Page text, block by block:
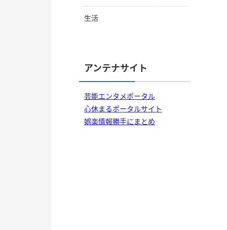
生活
アンテナサイト
芸能エンタメポータル
心休まるポータルサイト
娯楽情報勝手にまとめ